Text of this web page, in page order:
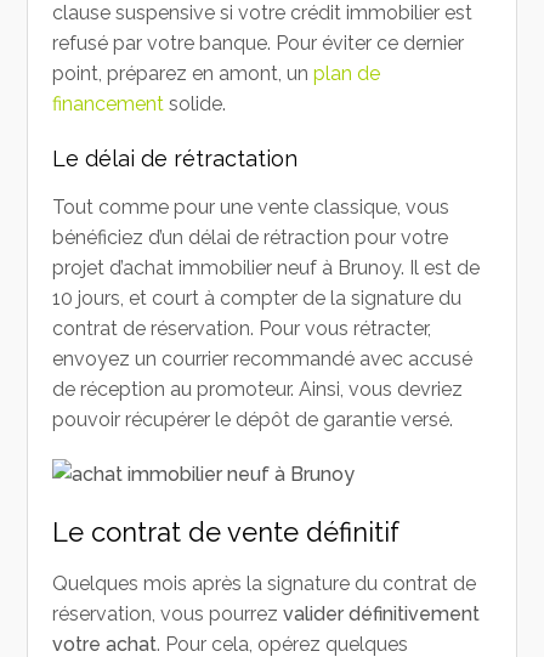
clause suspensive si votre crédit immobilier est
refusé par votre banque. Pour éviter ce dernier
point, préparez en amont, unplan de
financement solide.
Le délai de rétractation
Tout comme pour une vente classique, vous
bénéficiez d’un délai de rétraction pour votre
projet d’achat immobilier neuf à Brunoy. Il est de
10 jours, et court à compter de la signature du
contrat de réservation. Pour vous rétracter,
envoyez un courrier recommandé avec accusé
de réception au promoteur. Ainsi, vous devriez
pouvoir récupérer le dépôt de garantie versé.
Le contrat de vente définitif
Quelques mois après la signature du contrat de
réservation, vous pourrezvalider définitivement
votre achat. Pour cela, opérez quelques